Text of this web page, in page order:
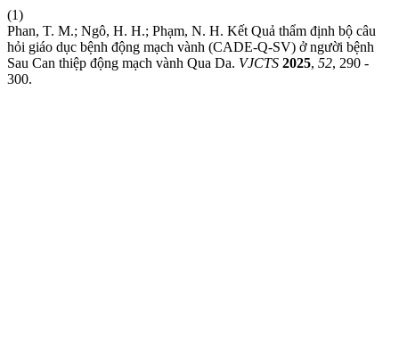
(1)
Phan, T. M.; Ngô, H. H.; Phạm, N. H. Kết Quả thẩm định bộ câu
hỏi giáo dục bệnh động mạch vành (CADE-Q-SV) ở người bệnh
Sau Can thiệp động mạch vành Qua Da. VJCTS 2025, 52, 290 -
300.